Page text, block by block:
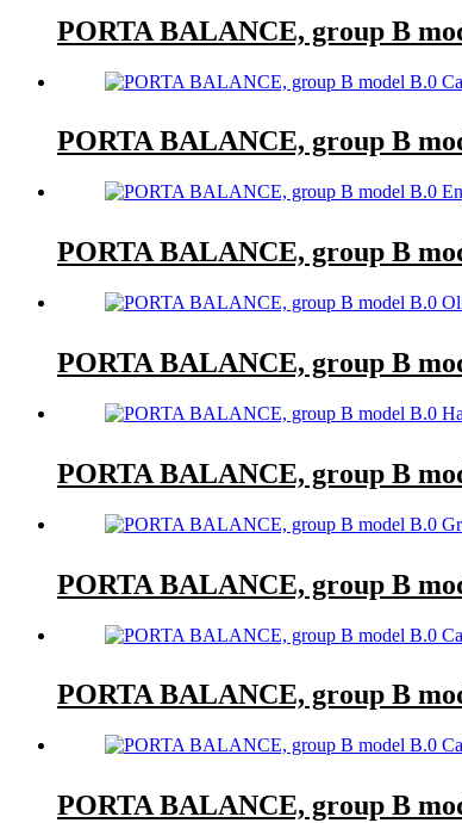
PORTA BALANCE, group B
PORTA BALANCE, group B
PORTA BALANCE, group B
PORTA BALANCE, group B
PORTA BALANCE, group B
PORTA BALANCE, group B
PORTA BALANCE, group B
PORTA BALANCE, group B